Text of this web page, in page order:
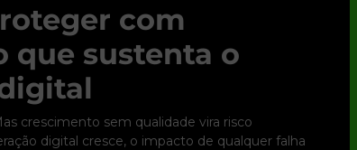
com
que sustenta o
crescimento sem qualidade vira risco
digital cresce, o impacto de qualquer falha